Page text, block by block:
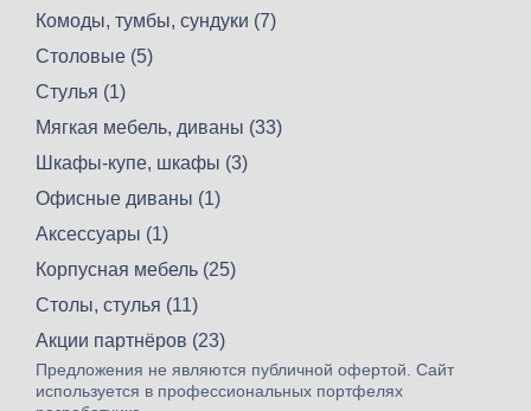
Комоды, тумбы, сундуки (7)
Столовые (5)
Стулья (1)
Мягкая мебель, диваны (33)
Шкафы-купе, шкафы (3)
Офисные диваны (1)
Аксессуары (1)
Корпусная мебель (25)
Столы, стулья (11)
Акции партнёров (23)
Предложения не являются публичной офертой. Сайт
используется в профессиональных портфелях